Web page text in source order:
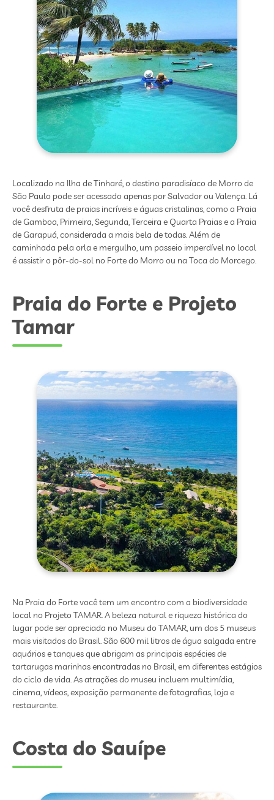
Localizado na Ilha de Tinharé, o destino paradisíaco de Morro de
São Paulo pode ser acessado apenas por Salvador ou Valença. Lá
você desfruta de praias incríveis e águas cristalinas, como a Praia
de Gamboa, Primeira, Segunda, Terceira e Quarta Praias e a Praia
de Garapuá, considerada a mais bela de todas. Além de
caminhada pela orla e mergulho, um passeio imperdível no local
é assistir o pôr-do-sol no Forte do Morro ou na Toca do Morcego.
Praia do Forte e Projeto
Tamar
Na Praia do Forte você tem um encontro com a biodiversidade
local no Projeto TAMAR. A beleza natural e riqueza histórica do
lugar pode ser apreciada no Museu do TAMAR, um dos 5 museus
mais visitados do Brasil. São 600 mil litros de água salgada entre
aquários e tanques que abrigam as principais espécies de
tartarugas marinhas encontradas no Brasil, em diferentes estágios
do ciclo de vida. As atrações do museu incluem multimídia,
cinema, vídeos, exposição permanente de fotografias, loja e
restaurante.
Costa do Sauípe